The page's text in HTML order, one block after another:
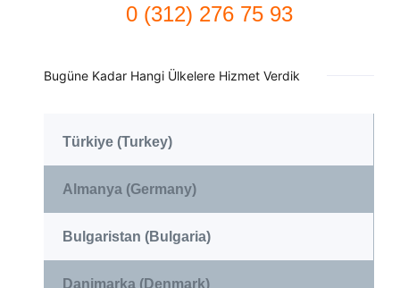
0 (312) 276 75 93
Bugüne Kadar Hangi Ülkelere Hizmet Verdik
Türkiye (Turkey)
Almanya (Germany)
Bulgaristan (Bulgaria)
Danimarka (Denmark)